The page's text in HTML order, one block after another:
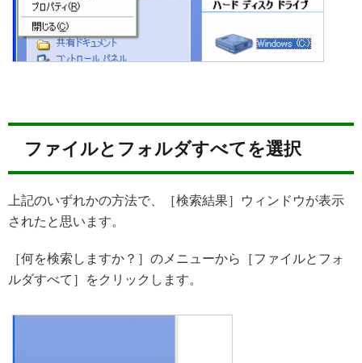
ファイルとフォルダすべてを選択
上記のいずれかの方法で、［検索結果］ウィンドウが表示
されたと思います。
［何を検索しますか？］のメニューから［ファイルとフォ
ルダすべて］をクリックします。